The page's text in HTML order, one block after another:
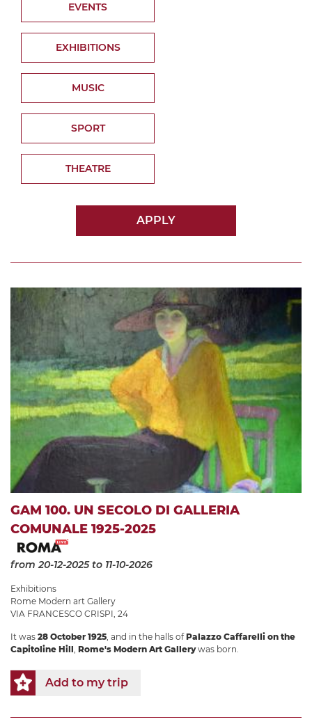
EVENTS
EXHIBITIONS
MUSIC
SPORT
THEATRE
APPLY
GAM 100. UN SECOLO DI GALLERIA
COMUNALE 1925-2025
from 20-12-2025to 11-10-2026
Exhibitions
Rome Modern art Gallery
VIA FRANCESCO CRISPI, 24
It was 28 October 1925, and in the halls ofPalazzo Caffarelli on the
Capitoline Hill, Rome's Modern Art Gallerywas born.
Add to my trip